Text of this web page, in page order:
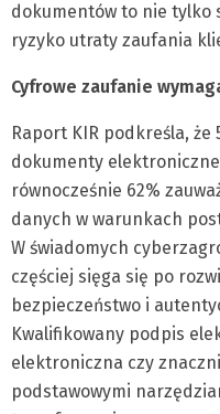
dokumentów to nie tylko
ryzyko utraty zaufania
Cyfrowe zaufanie
Raport KIR podkreśla, że
dokumenty
równocześnie 62%
danych w warunkach
W świadomych
częściej sięga się po
bezpieczeństwo i
Kwalifikowany podpis
elektroniczna czy
podstawowymi